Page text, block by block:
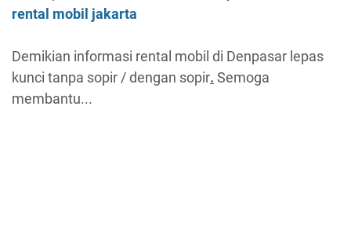
rental mobil jakarta
Demikian informasi rental mobil di Denpasar lepas
kunci tanpa sopir / dengan sopir. Semoga
membantu...